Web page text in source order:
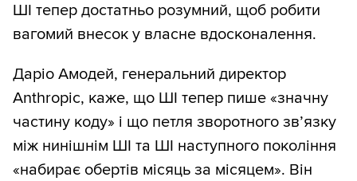
ШІ тепер достатньо розумний, щоб робити
вагомий внесок у власне вдосконалення.
Даріо Амодей, генеральний директор
Anthropic, каже, що ШІ тепер пише «значну
частину коду» і що петля зворотного зв’язку
між нинішнім ШІ та ШІ наступного покоління
«набирає обертів місяць за місяцем». Він